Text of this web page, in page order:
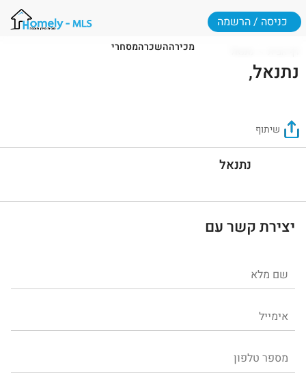
מכירההשכרהמסחרי
כניסה / הרשמה
נתנאל,
שיתוף
נתנאל
יצירת קשר עם